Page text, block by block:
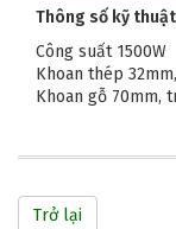
Thông số kỹ
Công suất 1500W
Khoan thép
Khoan gỗ 70mm,
Trở lại